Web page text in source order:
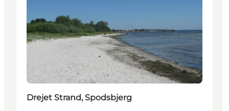
Drejet Strand, Spodsbjerg